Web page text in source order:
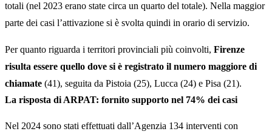
totali (nel 2023 erano state circa un quarto del totale). Nella maggior
parte dei casi l’attivazione si è svolta quindi in orario di servizio.
Per quanto riguarda i territori provinciali più coinvolti, Firenze
risulta essere quello dove si è registrato il numero maggiore di
chiamate (41), seguita da Pistoia (25), Lucca (24) e Pisa (21).
La risposta di ARPAT: fornito supporto nel 74% dei casi
Nel 2024 sono stati effettuati dall’Agenzia 134 interventi con